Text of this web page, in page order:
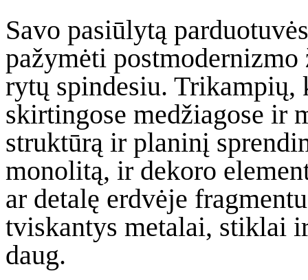
Savo pasiūlytą
pažymėti
rytų spindesiu.
skirtingose medžiagose ir
struktūrą ir planinį
monolitą, ir dekoro
ar detalę erdvėje
tviskantys metalai, stiklai
daug.